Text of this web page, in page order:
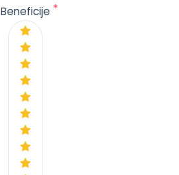
Beneficije *